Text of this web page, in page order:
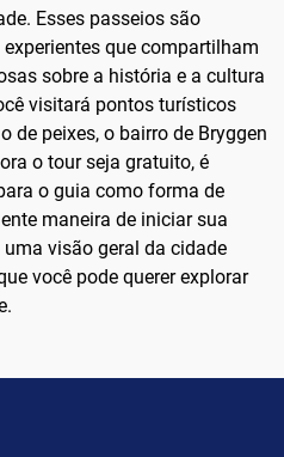
Esses passeios são
que compartilham
sobre a história e a cultura
visitará pontos turísticos
de peixes, o bairro de Bryggen
o tour seja gratuito, é
o guia como forma de
maneira de iniciar sua
visão geral da cidade
você pode querer explorar